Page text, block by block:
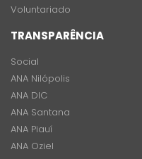
Voluntariado
TRANSPARÊNCIA
Social
ANA Nilópolis
ANA DIC
ANA Santana
ANA Piauí
ANA Oziel